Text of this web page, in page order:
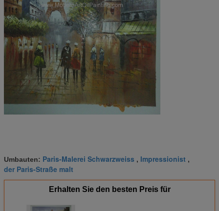
Umbauten: Paris-Malerei Schwarzweiss , Impressionist ,
der Paris-Straße malt
Erhalten Sie den besten Preis für